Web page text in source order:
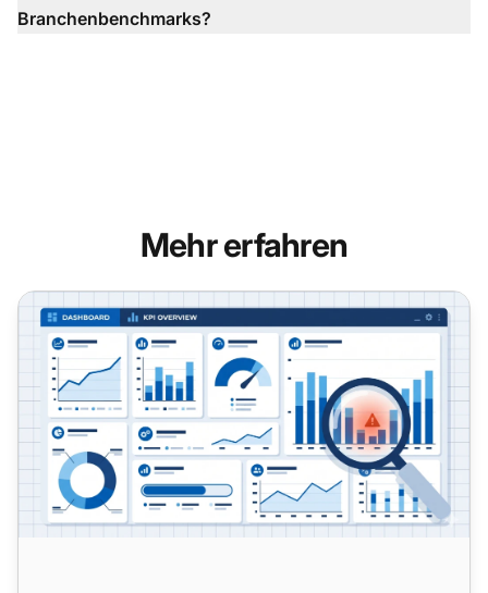
Branchenbenchmarks?
Mehr erfahren
7 Call-Center-Probleme, die Ihre Metriken verbergen -